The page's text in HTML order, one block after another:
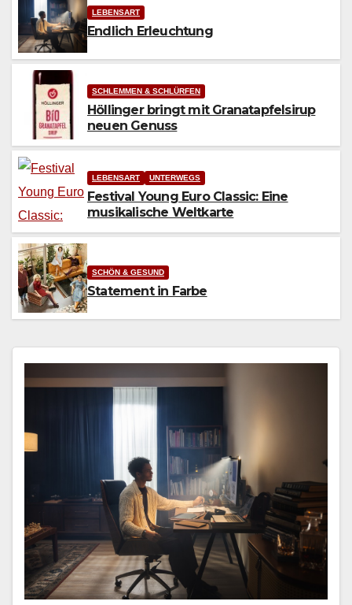
LEBENSART
Endlich Erleuchtung
SCHLEMMEN & SCHLÜRFEN
Höllinger bringt mit Granatapfelsirup
neuen Genuss
LEBENSART UNTERWEGS
Festival Young Euro Classic: Eine
musikalische Weltkarte
SCHÖN & GESUND
Statement in Farbe